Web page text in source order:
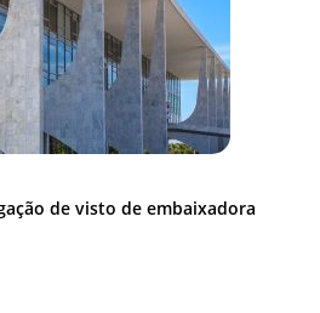
de visto de embaixadora